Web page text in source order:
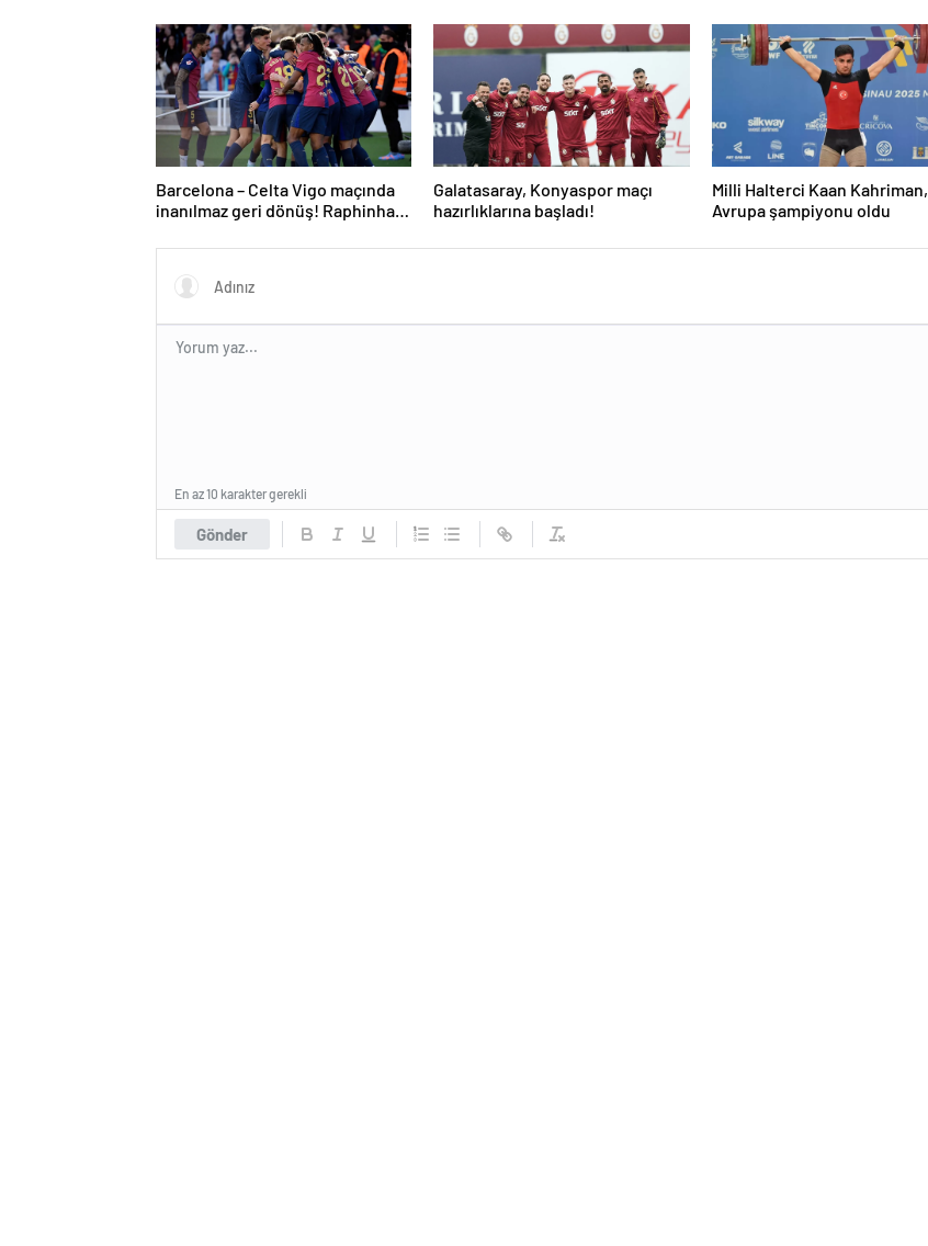
Barcelona – Celta Vigo maçında
inanılmaz geri dönüş! Raphinha
Galatasaray, Konyaspor maçı
hazırlıklarına başladı!
Milli Halterci Kaan Kahriman,
Avrupa şampiyonu oldu
Gönder
En az 10 karakter gerekli